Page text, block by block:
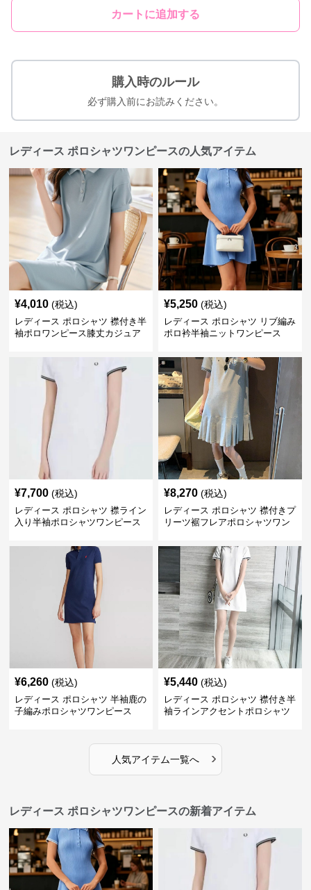
カートに追加する
購入時のルール
必ず購入前にお読みください。
レディース ポロシャツワンピースの人気アイテム
¥4,010 (税込)
レディース ポロシャツ 襟付き半
袖ポロワンピース膝丈カジュア
¥5,250 (税込)
レディース ポロシャツ リブ編み
ポロ衿半袖ニットワンピース
¥7,700 (税込)
レディース ポロシャツ 襟ライン
入り半袖ポロシャツワンピース
¥8,270 (税込)
レディース ポロシャツ 襟付きプ
リーツ裾フレアポロシャツワン
¥6,260 (税込)
レディース ポロシャツ 半袖鹿の
子編みポロシャツワンピース
¥5,440 (税込)
レディース ポロシャツ 襟付き半
袖ラインアクセントポロシャツ
人気アイテム一覧へ ›
レディース ポロシャツワンピースの新着アイテム